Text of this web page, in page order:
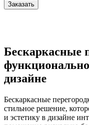
Заказать
Бескаркасные
дизайне
Бескаркасные
стильное решение,
и эстетику в дизайне